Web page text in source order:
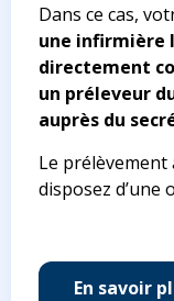
Dans ce cas,
une infirmière
directement
un préleveur
auprès du
Le prélèvement
disposez d’une
En savoir